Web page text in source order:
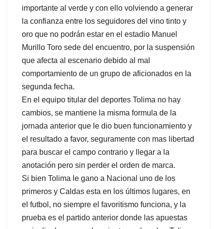
importante al verde y con ello volviendo a generar
la confianza entre los seguidores del vino tinto y
oro que no podrán estar en el estadio Manuel
Murillo Toro sede del encuentro, por la suspensión
que afecta al escenario debido al mal
comportamiento de un grupo de aficionados en la
segunda fecha.
En el equipo titular del deportes Tolima no hay
cambios, se mantiene la misma formula de la
jornada anterior que le dio buen funcionamiento y
el resultado a favor, seguramente con mas libertad
para buscar el campo contrario y llegar a la
anotación pero sin perder el orden de marca.
Si bien Tolima le gano a Nacional uno de los
primeros y Caldas esta en los últimos lugares, en
el futbol, no siempre el favoritismo funciona, y la
prueba es el partido anterior donde las apuestas